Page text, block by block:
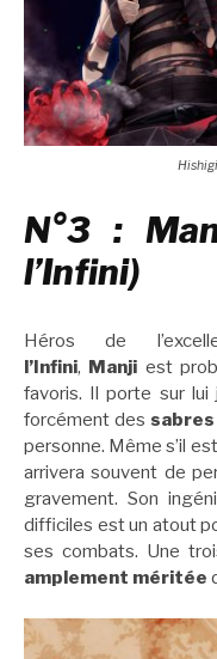
N°3 :
l’Infini)
Héros de
l’Infini, Manji est
favoris. Il porte sur lui
forcément des sabres
personne. Même s’il
arrivera souvent de
gravement. Son
difficiles est un atout
ses combats. Une
amplement méritée